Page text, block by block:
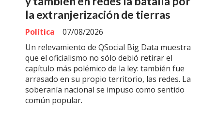
la extranjerización de tierras
Política
07/08/2026
Un relevamiento de QSocial Big Data muestra
que el oficialismo no sólo debió retirar el
capítulo más polémico de la ley: también fue
arrasado en su propio territorio, las redes. La
soberanía nacional se impuso como sentido
común popular.